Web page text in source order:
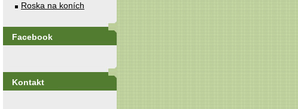
Roska na koních
Facebook
Kontakt